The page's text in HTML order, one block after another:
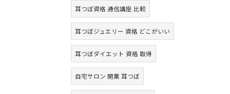
耳つぼ資格 通信講座 比較
耳つぼジュエリー 資格 どこがいい
耳つぼダイエット 資格 取得
自宅サロン 開業 耳つぼ